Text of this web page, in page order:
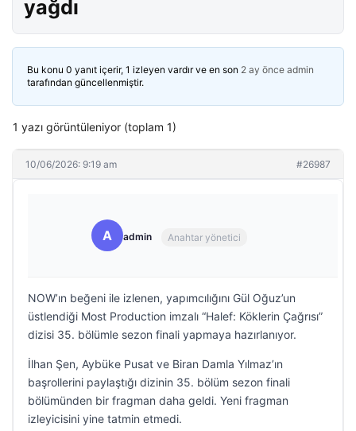
yağdı
Bu konu 0 yanıt içerir, 1 izleyen vardır ve en son 2 ay önce admin
tarafından güncellenmiştir.
1 yazı görüntüleniyor (toplam 1)
10/06/2026: 9:19 am #26987
A admin Anahtar yönetici
NOW’ın beğeni ile izlenen, yapımcılığını Gül Oğuz’un
üstlendiği Most Production imzalı “Halef: Köklerin Çağrısı”
dizisi 35. bölümle sezon finali yapmaya hazırlanıyor.
İlhan Şen, Aybüke Pusat ve Biran Damla Yılmaz’ın
başrollerini paylaştığı dizinin 35. bölüm sezon finali
bölümünden bir fragman daha geldi. Yeni fragman
izleyicisini yine tatmin etmedi.